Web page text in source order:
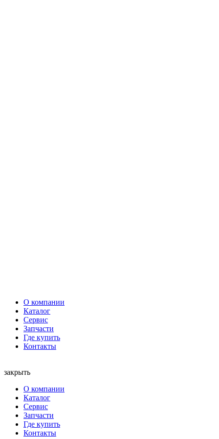
О компании
Каталог
Сервис
Запчасти
Где купить
Контакты
закрыть
О компании
Каталог
Сервис
Запчасти
Где купить
Контакты